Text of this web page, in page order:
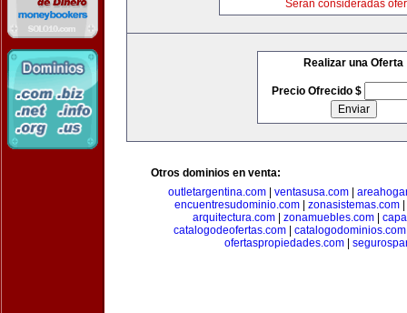
Serán consideradas
Realizar una Oferta
Precio Ofrecido $
Otros dominios en venta:
outletargentina.com
ventasusa.com
encuentresudominio.com| zonasistemas.com|
arquitectura.com
zonamuebles.com
catalogodeofertas.com| catalogodominios.com
ofertaspropiedades.com|